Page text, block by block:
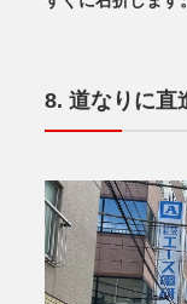
道なりに直